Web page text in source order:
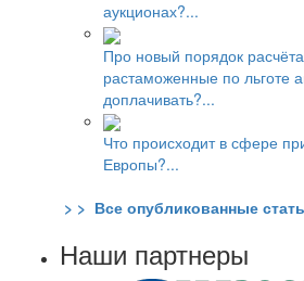
аукционах?...
Про новый порядок
растаможенные по льготе
доплачивать?...
Что происходит в сфере
Европы?...
> > Все опубликованные
Наши партнеры